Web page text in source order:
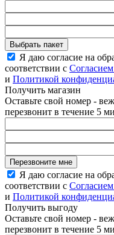
Выбрать пакет
Я даю согласие на
соответствии с
и Политикой
Получить магазин
Оставьте свой номер -
перезвонит в течение 5
Перезвоните мне
Я даю согласие на
соответствии с
и Политикой
Получить выгоду
Оставьте свой номер -
перезвонит в течение 5